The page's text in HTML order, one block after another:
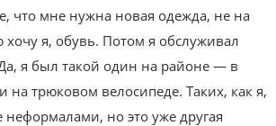
что мне нужна новая одежда, не на
хочу я, обувь. Потом я обслуживал
я был такой один на районе — в
на трюковом велосипеде. Таких, как я,
но это уже другая